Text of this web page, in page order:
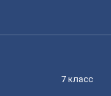
7 класс